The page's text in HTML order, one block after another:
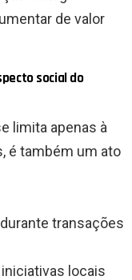
de valor
social do
limita apenas à
é também um ato
transações
locais